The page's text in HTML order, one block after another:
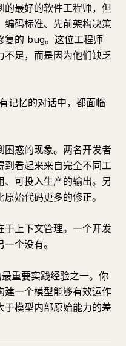
的最好的软件工程师，但
编码标准、先前架构决策
复的 bug。这位工程师
不足，而是因为他们缺乏
记忆的对话中，都面临
困惑的现象。两名开发者
到看起来来自完全不同工
可投入生产的输出。另
始代码更多的修正。
于上下文管理。一个开发
个没有。
重要实践经验之一。你
建一个模型能够有效运作
于模型内部原始能力的差